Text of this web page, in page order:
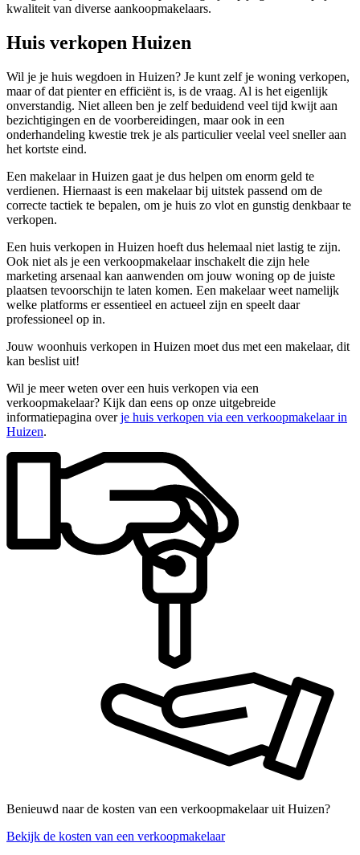
kwaliteit van diverse aankoopmakelaars.
Huis verkopen Huizen
Wil je je huis wegdoen in Huizen? Je kunt zelf je woning verkopen,
maar of dat pienter en efficiënt is, is de vraag. Al is het eigenlijk
onverstandig. Niet alleen ben je zelf beduidend veel tijd kwijt aan
bezichtigingen en de voorbereidingen, maar ook in een
onderhandeling kwestie trek je als particulier veelal veel sneller aan
het kortste eind.
Een makelaar in Huizen gaat je dus helpen om enorm geld te
verdienen. Hiernaast is een makelaar bij uitstek passend om de
correcte tactiek te bepalen, om je huis zo vlot en gunstig denkbaar te
verkopen.
Een huis verkopen in Huizen hoeft dus helemaal niet lastig te zijn.
Ook niet als je een verkoopmakelaar inschakelt die zijn hele
marketing arsenaal kan aanwenden om jouw woning op de juiste
plaatsen tevoorschijn te laten komen. Een makelaar weet namelijk
welke platforms er essentieel en actueel zijn en speelt daar
professioneel op in.
Jouw woonhuis verkopen in Huizen moet dus met een makelaar, dit
kan beslist uit!
Wil je meer weten over een huis verkopen via een
verkoopmakelaar? Kijk dan eens op onze uitgebreide
informatiepagina overje huis verkopen via een verkoopmakelaar in
Huizen.
Benieuwd naar de kosten van een verkoopmakelaar uit Huizen?
Bekijk de kosten van een verkoopmakelaar